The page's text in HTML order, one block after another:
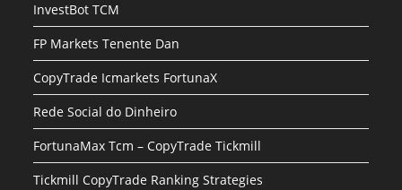
InvestBot TCM
FP Markets Tenente Dan
CopyTrade Icmarkets FortunaX
Rede Social do Dinheiro
FortunaMax Tcm – CopyTrade Tickmill
Tickmill CopyTrade Ranking Strategies